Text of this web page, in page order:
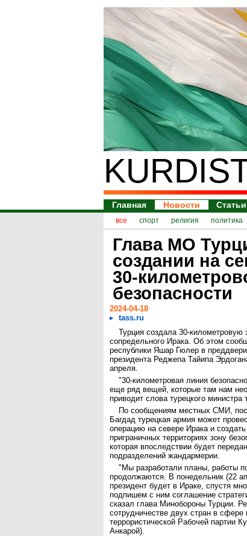
Главная Новости Статьи
все спорт религия политика
Глава МО
создании на
30-
безопасности
2024-04-18
tass.ru
Турция создала 30-километровую
сопредельного Ирака. Об этом
республики Яшар Гюлер в
президента Реджепа Тайипа
апреля.
"30-километровая линия
еще ряд вещей, которые там нам
приводит слова турецкого министра
По сообщениям местных СМИ,
Багдад турецкая армия может
операцию на севере Ирака и
приграничных территориях зону
которая впоследствии будет
подразделений жандармерии.
"Мы разработали планы, работы
продолжаются. В понедельник (22
президент будет в Ираке, спустя
подпишем с ним соглашение
сказал глава Минобороны Турции.
сотрудничестве двух стран в сфере
террористической Рабочей партии
Анкарой).